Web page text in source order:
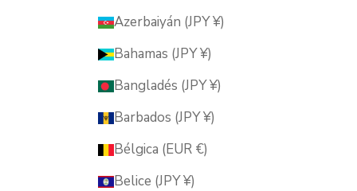
Azerbaiyán (JPY ¥)
Bahamas (JPY ¥)
Bangladés (JPY ¥)
Barbados (JPY ¥)
Bélgica (EUR €)
Belice (JPY ¥)